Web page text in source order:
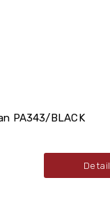
PA343/BLACK
Detail